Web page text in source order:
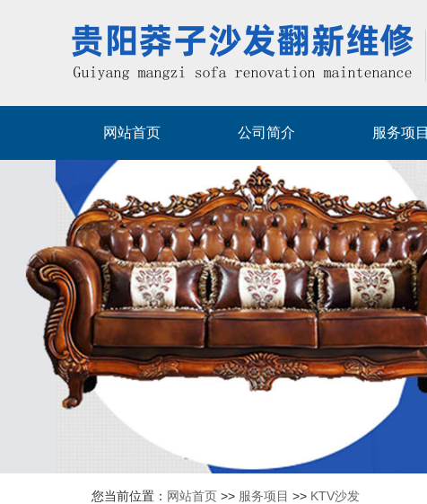
网站首页 公司简介 服务项目
您当前位置： 网站首页 >> 服务项目 >> KTV沙发